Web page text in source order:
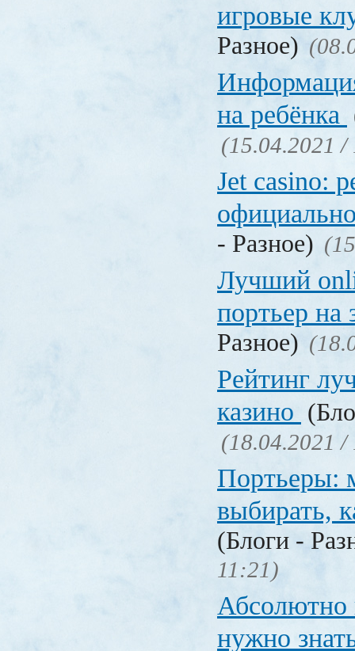
игровые
Разное)
на ребёнка
(15.04.2021 /
Jet casino:
- Разное)
Лучший
портьер на
Разное)
Рейтинг
казино
(18.04.2021 /
Портьеры:
выбирать,
(Блоги -
11:21)
Абсолютно
нужно